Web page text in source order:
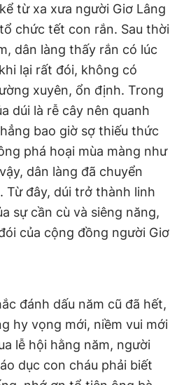
từ xa xưa người Giơ Lâng
chức tết con rắn. Sau thời
dân làng thấy rắn có lúc
lại rất đói, không có
xuyên, ổn định. Trong
dúi là rễ cây nên quanh
bao giờ sợ thiếu thức
phá hoại mùa màng như
dân làng đã chuyển
Từ đây, dúi trở thành linh
sự cần cù và siêng năng,
của cộng đồng người Giơ
đánh dấu năm cũ đã hết,
hy vọng mới, niềm vui mới
lễ hội hằng năm, người
dục con cháu phải biết